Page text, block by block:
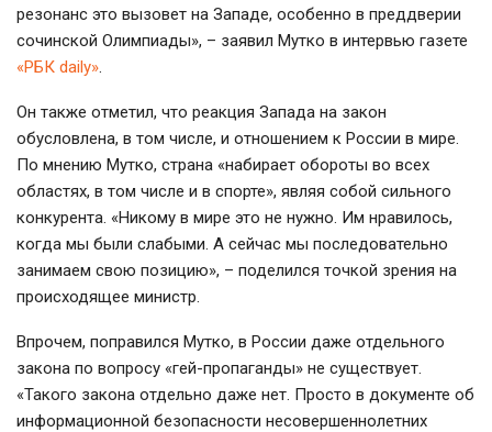
резонанс это вызовет на Западе, особенно в преддверии
сочинской Олимпиады», – заявил Мутко в интервью газете
«РБК daily».
Он также отметил, что реакция Запада на закон
обусловлена, в том числе, и отношением к России в мире.
По мнению Мутко, страна «набирает обороты во всех
областях, в том числе и в спорте», являя собой сильного
конкурента. «Никому в мире это не нужно. Им нравилось,
когда мы были слабыми. А сейчас мы последовательно
занимаем свою позицию», – поделился точкой зрения на
происходящее министр.
Впрочем, поправился Мутко, в России даже отдельного
закона по вопросу «гей-пропаганды» не существует.
«Такого закона отдельно даже нет. Просто в документе об
информационной безопасности несовершеннолетних